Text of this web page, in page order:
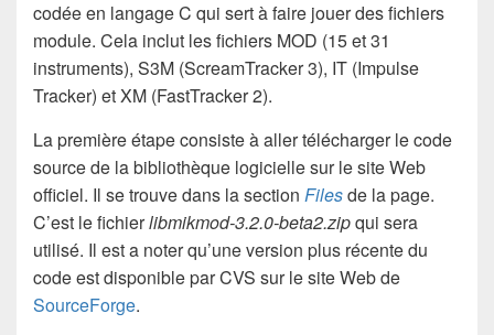
codée en langage C qui sert à faire jouer des fichiers
module. Cela inclut les fichiers MOD (15 et 31
instruments), S3M (ScreamTracker 3), IT (Impulse
Tracker) et XM (FastTracker 2).
La première étape consiste à aller télécharger le code
source de la bibliothèque logicielle sur le site Web
officiel. Il se trouve dans la section Filesde la page.
C’est le fichierlibmikmod-3.2.0-beta2.zipqui sera
utilisé. Il est a noter qu’une version plus récente du
code est disponible par CVS sur le site Web de
SourceForge.